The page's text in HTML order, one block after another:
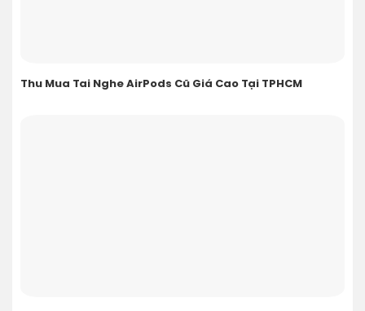
Thu Mua Tai Nghe AirPods Cũ Giá Cao Tại TPHCM